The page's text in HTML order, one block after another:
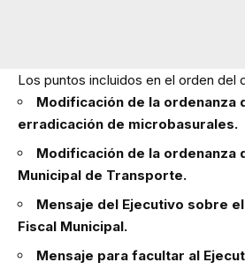
Los puntos incluidos en el orden del
Modificación de la ordenanza
erradicación de microbasurales.
Modificación de la ordenanza
Municipal de Transporte.
Mensaje del Ejecutivo sobre
Fiscal Municipal.
Mensaje para facultar al